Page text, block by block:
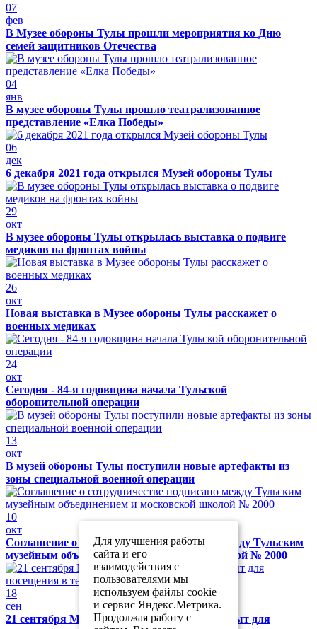
07
фев
В Музее обороны Тулы прошли мероприятия ко Дню
семей защитников Отечества
04
янв
В музее обороны Тулы прошло театрализованное
представление «Елка Победы»
06
дек
6 декабря 2021 года открылся Музей обороны Тулы
29
окт
В музее обороны Тулы открылась выставка о подвиге
медиков на фронтах войны
26
окт
Новая выставка в Музее обороны Тулы расскажет о
военных медиках
24
окт
Сегодня - 84-я годовщина начала Тульской
оборонительной операции
13
окт
В музей обороны Тулы поступили новые артефакты из
зоны специальной военной операции
10
окт
Соглашение о сотрудничестве подписано между Тульским
музейным объединением и московской школой № 2000
18
сен
21 сентября Музей обороны Тулы будет закрыт для
Для улучшения работы
сайта и его
взаимодействия с
пользователями мы
используем файлы cookie
и сервис Яндекс.Метрика.
Продолжая работу с